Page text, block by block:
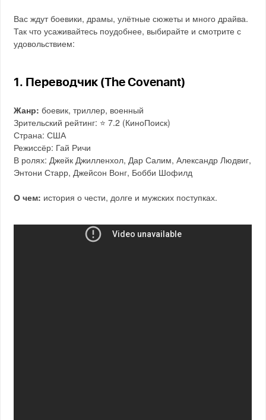
Вас ждут боевики, драмы, улётные сюжеты и много драйва.
Так что усаживайтесь поудобнее, выбирайте и смотрите с
удовольствием:
1. Переводчик (The Covenant)
Жанр: боевик, триллер, военный
Зрительский рейтинг: ⭐️ 7.2 (КиноПоиск)
Страна: США
Режиссёр: Гай Ричи
В ролях: Джейк Джилленхол, Дар Салим, Александр Людвиг,
Энтони Старр, Джейсон Вонг, Бобби Шофилд
О чем: история о чести, долге и мужских поступках.